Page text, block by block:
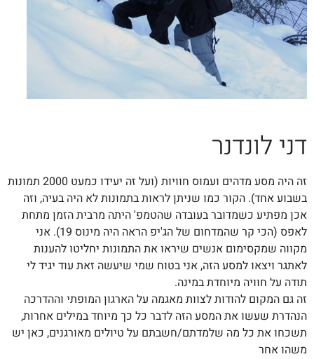
דני לונדנר
זה היה מסע מדהים ועמוס חוויות (ועל זה יעידו כמעט 2000 תמונות
בשבוע אחד). הקור כמו שניתן לראות בתמונות לא היה בעיה, וזה
אכן מפתיע כשמדובר בעובדה שהטמפ' היתה מרבית הזמן מתחת
לאפס (הכי קר שהמדחום של הג'יפ הראה היה מינוס 19). אני
מקווה שמקסימום אנשים שיראו את התמונות יחליטו להענות
לאתגר ויצאו למסע הזה, אני בטוח שמי שיעשה זאת עוד יגיד לי
תודה על חוויה מיוחדת במינה.
זה גם המקום להודות לצוות מאגמה על הארגון המופתי וההדרכה
הנהדרת שעשו את המסע הזה לדבר כל כך מיוחד במילים אחרות,
תשכחו את כל מה שלמדתם/חשבתם על טיולים מאורגנים, כאן יש
משהו אחר